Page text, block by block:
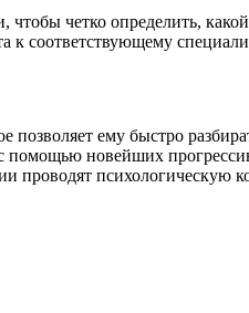
чтобы четко определить,
соответствующему
ему быстро
новейших
психологическую